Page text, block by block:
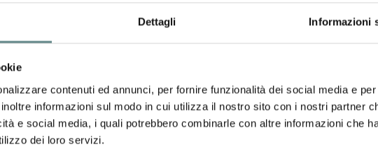
Dettagli Informazioni
contenuti ed annunci, per fornire funzionalità dei social media e
informazioni sul modo in cui utilizza il nostro sito con i nostri partner
e social media, i quali potrebbero combinarle con altre informazioni che
dei loro servizi.